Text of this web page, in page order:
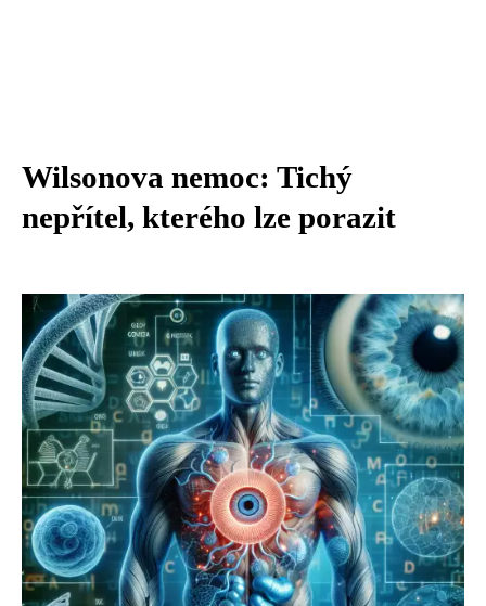
Wilsonova nemoc: Tichý
nepřítel, kterého lze porazit